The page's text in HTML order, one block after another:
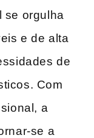
se orgulha
e de alta
de
Com
a
se a